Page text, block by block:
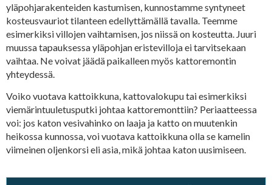
yläpohjarakenteiden kastumisen, kunnostamme syntyneet
kosteusvauriot tilanteen edellyttämällä tavalla. Teemme
esimerkiksi villojen vaihtamisen, jos niissä on kosteutta. Juuri
muussa tapauksessa yläpohjan eristevilloja ei tarvitsekaan
vaihtaa. Ne voivat jäädä paikalleen myös kattoremontin
yhteydessä.
Voiko vuotava kattoikkuna, kattovalokupu tai esimerkiksi
viemärintuuletusputki johtaa kattoremonttiin? Periaatteessa
voi: jos katon vesivahinko on laaja ja katto on muutenkin
heikossa kunnossa, voi vuotava kattoikkuna olla se kamelin
viimeinen oljenkorsi eli asia, mikä johtaa katon uusimiseen.